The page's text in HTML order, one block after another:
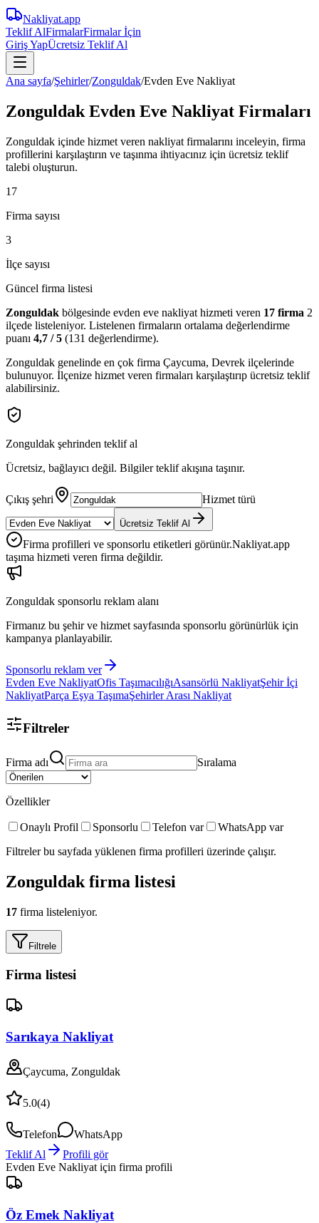
Nakliyat.app
Teklif AlFirmalarFirmalar İçin
Giriş YapÜcretsiz Teklif Al
Ana sayfa/Şehirler/Zonguldak/Evden Eve Nakliyat
Zonguldak Evden Eve Nakliyat Firmaları
Zonguldak içinde hizmet veren nakliyat firmalarını inceleyin, firma
profillerini karşılaştırın ve taşınma ihtiyacınız için ücretsiz teklif
talebi oluşturun.
17
Firma sayısı
3
İlçe sayısı
Güncel firma listesi
Zonguldak bölgesinde evden eve nakliyat hizmeti veren 17 firma 2
ilçede listeleniyor. Listelenen firmaların ortalama değerlendirme
puanı 4,7 / 5 (131 değerlendirme).
Zonguldak genelinde en çok firma Çaycuma, Devrek ilçelerinde
bulunuyor. İlçenize hizmet veren firmaları karşılaştırıp ücretsiz teklif
alabilirsiniz.
Zonguldak şehrinden teklif al
Ücretsiz, bağlayıcı değil. Bilgiler teklif akışına taşınır.
Çıkış şehri Hizmet türü
Ücretsiz Teklif Al
Firma profilleri ve sponsorlu etiketleri görünür.Nakliyat.app
taşıma hizmeti veren firma değildir.
Zonguldak sponsorlu reklam alanı
Firmanız bu şehir ve hizmet sayfasında sponsorlu görünürlük için
kampanya planlayabilir.
Sponsorlu reklam ver
Evden Eve NakliyatOfis TaşımacılığıAsansörlü NakliyatŞehir İçi
NakliyatParça Eşya TaşımaŞehirler Arası Nakliyat
Filtreler
Firma adı Sıralama
Özellikler
Onaylı Profil Sponsorlu Telefon var
WhatsApp var
Filtreler bu sayfada yüklenen firma profilleri üzerinde çalışır.
Zonguldak firma listesi
17 firma listeleniyor.
Filtrele
Firma listesi
Sarıkaya Nakliyat
Çaycuma, Zonguldak
5.0(4)
Telefon
WhatsApp
Teklif Al
Profili gör
Evden Eve Nakliyat için firma profili
Öz Emek Nakliyat